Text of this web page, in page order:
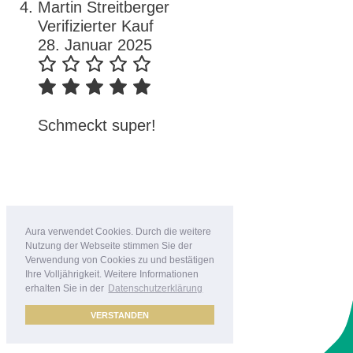
Aura verwendet Cookies. Durch die weitere
Nutzung der Webseite stimmen Sie der
Verwendung von Cookies zu und bestätigen
Ihre Volljährigkeit. Weitere Informationen
erhalten Sie in der Datenschutzerklärung
VERSTANDEN
Martin Streitberger
Verifizierter Kauf
28. Januar 2025
Schmeckt super!